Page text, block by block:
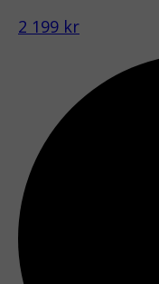
2 199 kr